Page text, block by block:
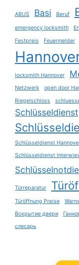
ABUS Basi Beruf
emergency locksmith
Festpreis Feuermelder
locksmith Hannover
Netzwerk open door
Riegelschloss
Schlüsseldienst
Schlüsseldienst
Schlüsseldienst
Türreparatur
Türöffnung Preise
Вскрытие двери
слесарь